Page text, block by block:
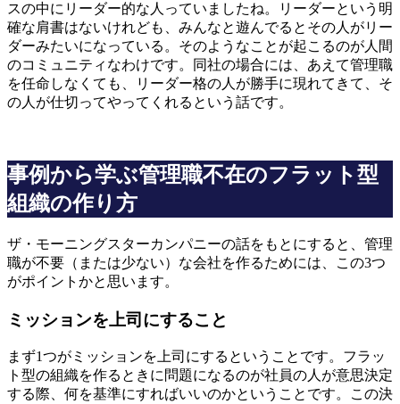
スの中にリーダー的な人っていましたね。リーダーという明
確な肩書はないけれども、みんなと遊んでるとその人がリー
ダーみたいになっている。そのようなことが起こるのが人間
のコミュニティなわけです。同社の場合には、あえて管理職
を任命しなくても、リーダー格の人が勝手に現れてきて、そ
の人が仕切ってやってくれるという話です。
事例から学ぶ管理職不在のフラット型
組織の作り方
ザ・モーニングスターカンパニーの話をもとにすると、管理
職が不要（または少ない）な会社を作るためには、この3つ
がポイントかと思います。
ミッションを上司にすること
まず1つがミッションを上司にするということです。フラッ
ト型の組織を作るときに問題になるのが社員の人が意思決定
する際、何を基準にすればいいのかということです。この決